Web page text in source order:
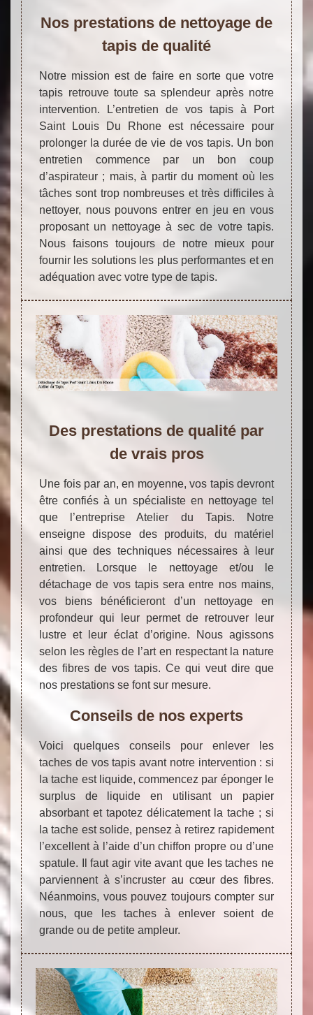
Nos prestations de nettoyage de
tapis de qualité
Notre mission est de faire en sorte que votre
tapis retrouve toute sa splendeur après notre
intervention. L’entretien de vos tapis à Port
Saint Louis Du Rhone est nécessaire pour
prolonger la durée de vie de vos tapis. Un bon
entretien commence par un bon coup
d’aspirateur ; mais, à partir du moment où les
tâches sont trop nombreuses et très difficiles à
nettoyer, nous pouvons entrer en jeu en vous
proposant un nettoyage à sec de votre tapis.
Nous faisons toujours de notre mieux pour
fournir les solutions les plus performantes et en
adéquation avec votre type de tapis.
Des prestations de qualité par
de vrais pros
Une fois par an, en moyenne, vos tapis devront
être confiés à un spécialiste en nettoyage tel
que l’entreprise Atelier du Tapis. Notre
enseigne dispose des produits, du matériel
ainsi que des techniques nécessaires à leur
entretien. Lorsque le nettoyage et/ou le
détachage de vos tapis sera entre nos mains,
vos biens bénéficieront d’un nettoyage en
profondeur qui leur permet de retrouver leur
lustre et leur éclat d’origine. Nous agissons
selon les règles de l’art en respectant la nature
des fibres de vos tapis. Ce qui veut dire que
nos prestations se font sur mesure.
Conseils de nos experts
Voici quelques conseils pour enlever les
taches de vos tapis avant notre intervention : si
la tache est liquide, commencez par éponger le
surplus de liquide en utilisant un papier
absorbant et tapotez délicatement la tache ; si
la tache est solide, pensez à retirez rapidement
l’excellent à l’aide d’un chiffon propre ou d’une
spatule. Il faut agir vite avant que les taches ne
parviennent à s’incruster au cœur des fibres.
Néanmoins, vous pouvez toujours compter sur
nous, que les taches à enlever soient de
grande ou de petite ampleur.